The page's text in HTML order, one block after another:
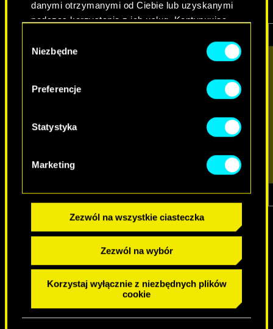
danymi otrzymanymi od Ciebie lub uzyskanymi
podczas korzystania z ich usług. Kontynuując
używanie plików cookie.
zgody
Niezbędne
Preferencje
Statystyka
Marketing
Zezwól na wszystkie ciasteczka
Zezwól na wybór
Korzystaj wyłącznie z niezbędnych plików
cookie
1z7